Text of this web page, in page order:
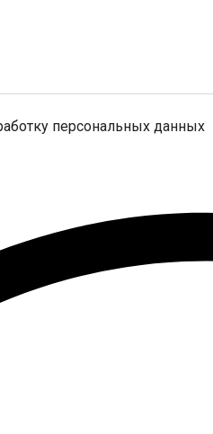
персональных данных